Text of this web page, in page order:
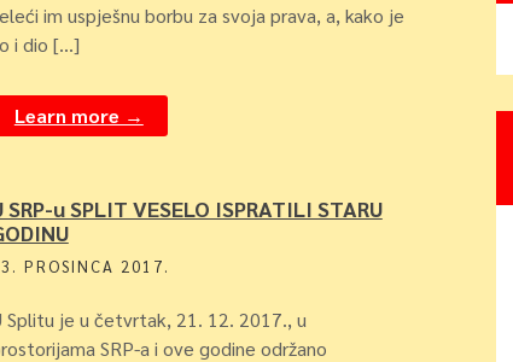
im uspješnu borbu za svoja prava, a, kako je
i dio […]
Learn more →
SRP-u SPLIT VESELO ISPRATILI STARU
PROSINCA 2017.
Splitu je u četvrtak, 21. 12. 2017., u
SRP-a i ove godine održano